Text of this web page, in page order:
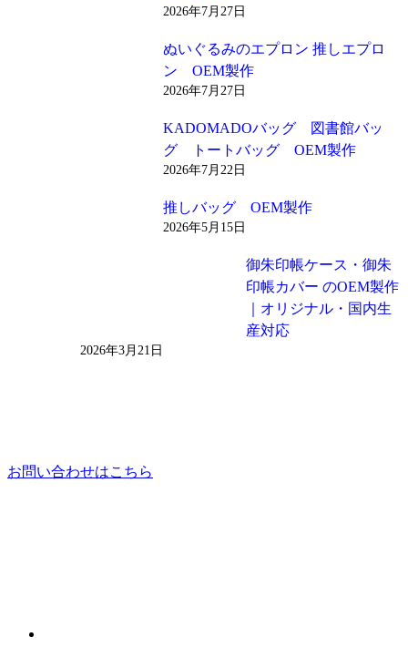
2026年7月27日
ぬいぐるみのエプロン 推しエプロ
ン OEM製作
2026年7月27日
KADOMADOバッグ 図書館バッ
グ トートバッグ OEM製作
2026年7月22日
推しバッグ OEM製作
2026年5月15日
御朱印帳ケース・御朱
印帳カバー のOEM製作
｜オリジナル・国内生
産対応
2026年3月21日
お問い合わせはこちら